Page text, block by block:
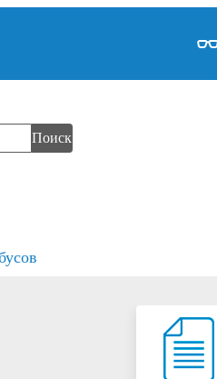
Поиск